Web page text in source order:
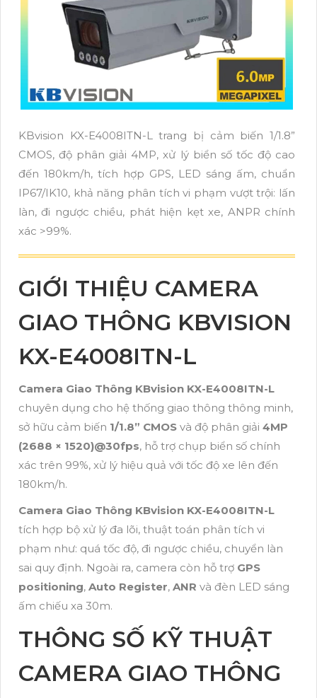
KBvision KX-E4008ITN-L trang bị cảm biến 1/1.8”
CMOS, độ phân giải 4MP, xử lý biển số tốc độ cao
đến 180km/h, tích hợp GPS, LED sáng ấm, chuẩn
IP67/IK10, khả năng phân tích vi phạm vượt trội: lấn
làn, đi ngược chiều, phát hiện kẹt xe, ANPR chính
xác >99%.
GIỚI THIỆU CAMERA
GIAO THÔNG KBVISION
KX-E4008ITN-L
Camera Giao Thông KBvision KX-E4008ITN-L
chuyên dụng cho hệ thống giao thông thông minh,
sở hữu cảm biến 1/1.8” CMOS và độ phân giải 4MP
(2688 × 1520)@30fps, hỗ trợ chụp biển số chính
xác trên 99%, xử lý hiệu quả với tốc độ xe lên đến
180km/h.
Camera Giao Thông KBvision KX-E4008ITN-L
tích hợp bộ xử lý đa lõi, thuật toán phân tích vi
phạm như: quá tốc độ, đi ngược chiều, chuyển làn
sai quy định. Ngoài ra, camera còn hỗ trợ GPS
positioning, Auto Register, ANR và đèn LED sáng
ấm chiếu xa 30m.
THÔNG SỐ KỸ THUẬT
CAMERA GIAO THÔNG